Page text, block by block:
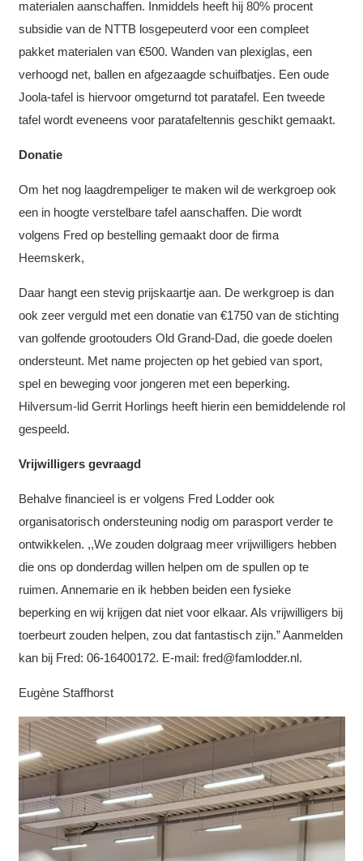
materialen aanschaffen. Inmiddels heeft hij 80% procent
subsidie van de NTTB losgepeuterd voor een compleet
pakket materialen van €500. Wanden van plexiglas, een
verhoogd net, ballen en afgezaagde schuifbatjes. Een oude
Joola-tafel is hiervoor omgeturnd tot paratafel. Een tweede
tafel wordt eveneens voor paratafeltennis geschikt gemaakt.
Donatie
Om het nog laagdrempeliger te maken wil de werkgroep ook
een in hoogte verstelbare tafel aanschaffen. Die wordt
volgens Fred op bestelling gemaakt door de firma
Heemskerk,
Daar hangt een stevig prijskaartje aan. De werkgroep is dan
ook zeer verguld met een donatie van €1750 van de stichting
van golfende grootouders Old Grand-Dad, die goede doelen
ondersteunt. Met name projecten op het gebied van sport,
spel en beweging voor jongeren met een beperking.
Hilversum-lid Gerrit Horlings heeft hierin een bemiddelende rol
gespeeld.
Vrijwilligers gevraagd
Behalve financieel is er volgens Fred Lodder ook
organisatorisch ondersteuning nodig om parasport verder te
ontwikkelen. ,,We zouden dolgraag meer vrijwilligers hebben
die ons op donderdag willen helpen om de spullen op te
ruimen. Annemarie en ik hebben beiden een fysieke
beperking en wij krijgen dat niet voor elkaar. Als vrijwilligers bij
toerbeurt zouden helpen, zou dat fantastisch zijn.” Aanmelden
kan bij Fred: 06-16400172. E-mail: fred@famlodder.nl.
Eugène Staffhorst